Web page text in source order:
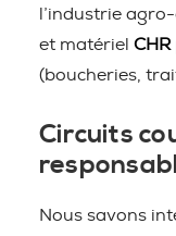
l’industrie
et matériel CHR
(boucheries,
Circuits
Nous savons